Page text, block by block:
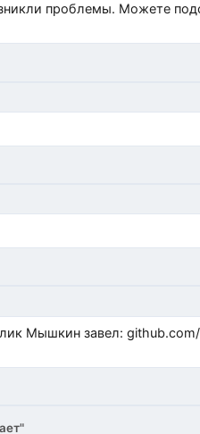
проблемы. Можете
issues/480 github.com/modx-